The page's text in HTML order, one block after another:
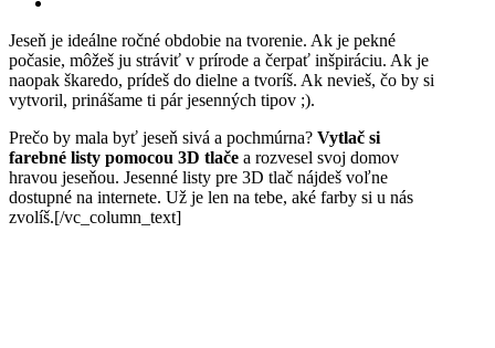
Jeseň je ideálne ročné obdobie na tvorenie. Ak je pekné
počasie, môžeš ju stráviť v prírode a čerpať inšpiráciu. Ak je
naopak škaredo, prídeš do dielne a tvoríš. Ak nevieš, čo by si
vytvoril, prinášame ti pár jesenných tipov ;).
Prečo by mala byť jeseň sivá a pochmúrna? Vytlač si
farebné listy pomocou 3D tlače a rozvesel svoj domov
hravou jeseňou. Jesenné listy pre 3D tlač nájdeš voľne
dostupné na internete. Už je len na tebe, aké farby si u nás
zvolíš.[/vc_column_text]